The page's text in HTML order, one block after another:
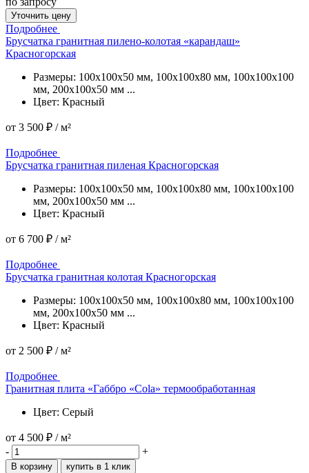
Уточнить цену
Подробнее
Брусчатка гранитная пилено-колотая «карандаш»
Красногорская
Размеры: 100x100x50 мм, 100x100x80 мм, 100x100x100
мм, 200x100x50 мм ...
Цвет: Красный
от 3 500 ₽ / м²
Подробнее
Брусчатка гранитная пиленая Красногорская
Размеры: 100x100x50 мм, 100x100x80 мм, 100x100x100
мм, 200x100x50 мм ...
Цвет: Красный
от 6 700 ₽ / м²
Подробнее
Брусчатка гранитная колотая Красногорская
Размеры: 100x100x50 мм, 100x100x80 мм, 100x100x100
мм, 200x100x50 мм ...
Цвет: Красный
от 2 500 ₽ / м²
Подробнее
Гранитная плита «Габбро «Cola» термообработанная
Цвет: Серый
от 4 500 ₽ / м²
-
+
В корзину купить в 1 клик